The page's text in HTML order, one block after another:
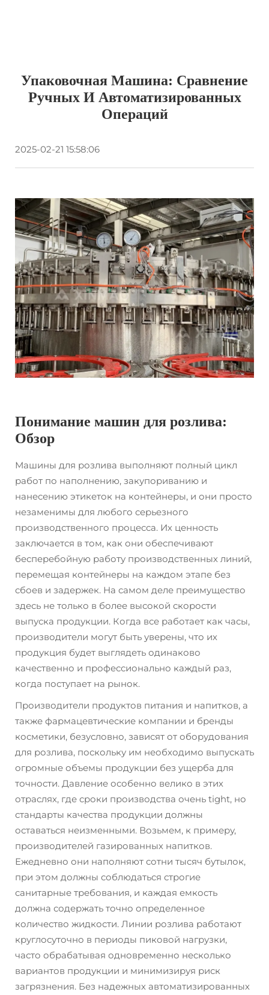
Упаковочная Машина: Сравнение
Ручных И Автоматизированных
Операций
2025-02-21 15:58:06
Понимание машин для розлива:
Обзор
Машины для розлива выполняют полный цикл
работ по наполнению, закупориванию и
нанесению этикеток на контейнеры, и они просто
незаменимы для любого серьезного
производственного процесса. Их ценность
заключается в том, как они обеспечивают
бесперебойную работу производственных линий,
перемещая контейнеры на каждом этапе без
сбоев и задержек. На самом деле преимущество
здесь не только в более высокой скорости
выпуска продукции. Когда все работает как часы,
производители могут быть уверены, что их
продукция будет выглядеть одинаково
качественно и профессионально каждый раз,
когда поступает на рынок.
Производители продуктов питания и напитков, а
также фармацевтические компании и бренды
косметики, безусловно, зависят от оборудования
для розлива, поскольку им необходимо выпускать
огромные объемы продукции без ущерба для
точности. Давление особенно велико в этих
отраслях, где сроки производства очень tight, но
стандарты качества продукции должны
оставаться неизменными. Возьмем, к примеру,
производителей газированных напитков.
Ежедневно они наполняют сотни тысяч бутылок,
при этом должны соблюдаться строгие
санитарные требования, и каждая емкость
должна содержать точно определенное
количество жидкости. Линии розлива работают
круглосуточно в периоды пиковой нагрузки,
часто обрабатывая одновременно несколько
вариантов продукции и минимизируя риск
загрязнения. Без надежных автоматизированных